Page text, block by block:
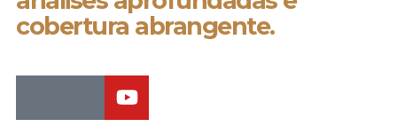
cobertura abrangente.